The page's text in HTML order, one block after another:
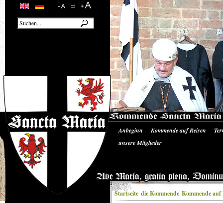
Anbeginn Kommende auf Reisen
unsere Mitglieder
Startseite die Kommende Kommende auf